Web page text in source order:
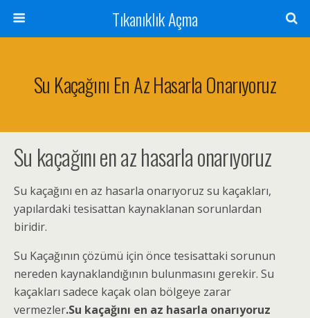
Tıkanıklık Açma
Su Kaçağını En Az Hasarla Onarıyoruz
Su kaçağını en az hasarla onarıyoruz
Su kaçağını en az hasarla onarıyoruz su kaçakları,
yapılardaki tesisattan kaynaklanan sorunlardan
biridir.
Su Kaçağının çözümü için önce tesisattaki sorunun
nereden kaynaklandığının bulunmasını gerekir. Su
kaçakları sadece kaçak olan bölgeye zarar
vermezler.Su kaçağını en az hasarla onarıyoruz